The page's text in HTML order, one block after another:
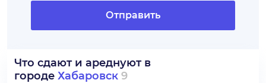
Отправить
Что сдают и ареднуют в
городе Хабаровск 9